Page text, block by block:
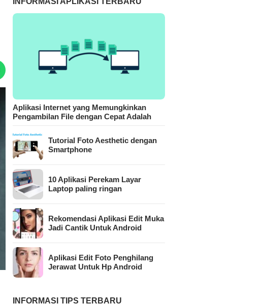
Aplikasi Internet yang Memungkinkan
Pengambilan File dengan Cepat Adalah
Tutorial Foto Aesthetic dengan
Smartphone
10 Aplikasi Perekam Layar
Laptop paling ringan
Rekomendasi Aplikasi Edit Muka
Jadi Cantik Untuk Android
Aplikasi Edit Foto Penghilang
Jerawat Untuk Hp Android
INFORMASI TIPS TERBARU